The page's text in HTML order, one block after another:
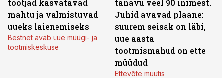
tootjad kasvatavad
mahtu ja valmistuvad
uueks laienemiseks
Bestnet avab uue müügi- ja
tootmiskeskuse
tänavu veel 90 inimest.
Juhid avavad plaane:
suurem seisak on läbi,
uue aasta
tootmismahud on ette
müüdud
Ettevõte muutis